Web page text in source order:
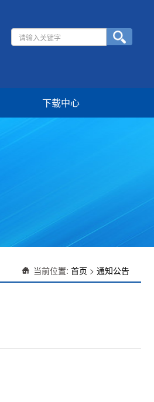
下载中心
当前位置: 首页 > 通知公告